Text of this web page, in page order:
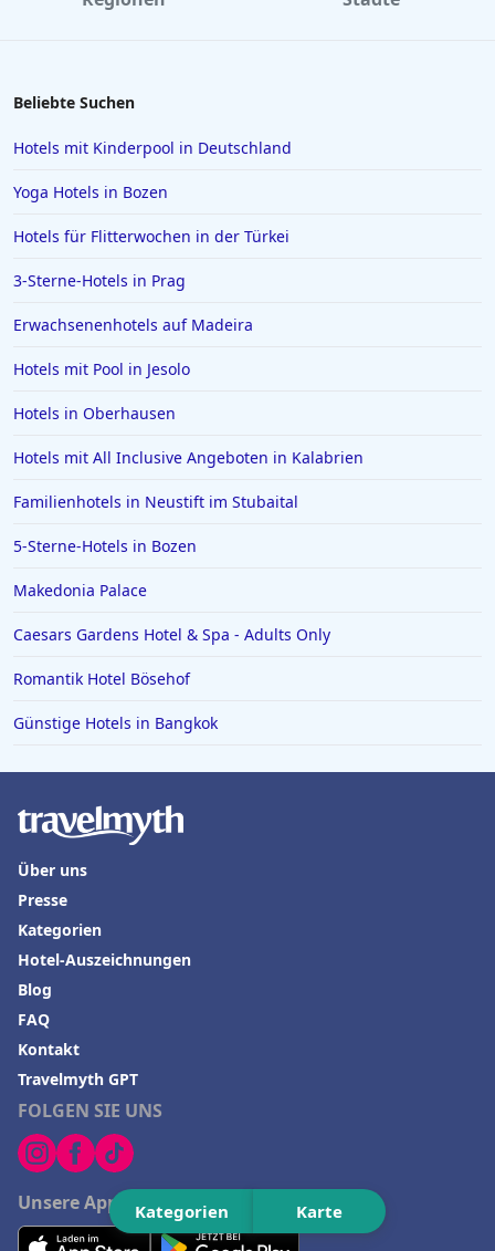
Hotels in Soest
Hotels in Reichenau
Hotels auf Skiathos
Hotels in Celle
Hotels in Giesen
Hotels in Beverly Hills
Hotels in Donauwörth
Hotels in Florenz
Hotels in Valencia
Kategorien Karte
Beliebte Suchen
Hotels mit Kinderpool in Deutschland
Yoga Hotels in Bozen
Hotels für Flitterwochen in der Türkei
3-Sterne-Hotels in Prag
Erwachsenenhotels auf Madeira
Hotels mit Pool in Jesolo
Hotels in Oberhausen
Hotels mit All Inclusive Angeboten in Kalabrien
Familienhotels in Neustift im Stubaital
5-Sterne-Hotels in Bozen
Makedonia Palace
Caesars Gardens Hotel & Spa - Adults Only
Romantik Hotel Bösehof
Günstige Hotels in Bangkok
FOLGEN SIE UNS
Unsere App herunterladen
Über uns
Presse
Kategorien
Hotel-Auszeichnungen
Blog
FAQ
Kontakt
Travelmyth GPT